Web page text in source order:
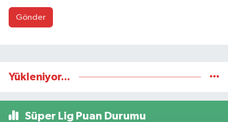
Gönder
Yükleniyor...
Süper Lig Puan Durumu